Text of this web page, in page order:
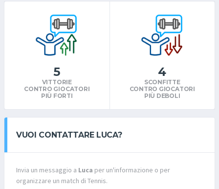
5
VITTORIE
CONTRO GIOCATORI
PIÙ FORTI
4
SCONFITTE
CONTRO GIOCATORI
PIÙ DEBOLI
VUOI CONTATTARE LUCA?
Invia un messaggio a Luca per un'informazione o per
organizzare un match di Tennis.